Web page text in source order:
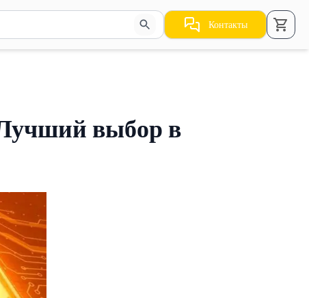
для навигации по результатам.
Контакты
выбор в